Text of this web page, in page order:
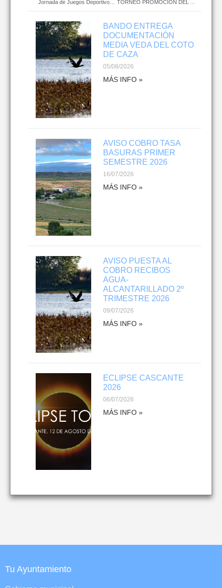
BANDO ENTREGA
DOCUMENTACIÓN
MEDIA VEDA DEL COTO
DE CAZA
05/08/2026
MÁS INFO »
AVISO COBRO TASA
BASURAS PRIMER
SEMESTRE 2026
16/07/2026
MÁS INFO »
AVISO PUESTA AL
COBRO RECIBOS
AGUA-
ALCANTARILLADO 2º
TRIMESTRE 2026
09/07/2026
MÁS INFO »
ECLIPSE CASCANTE
2026
06/07/2026
MÁS INFO »
Tu Ayuntamiento